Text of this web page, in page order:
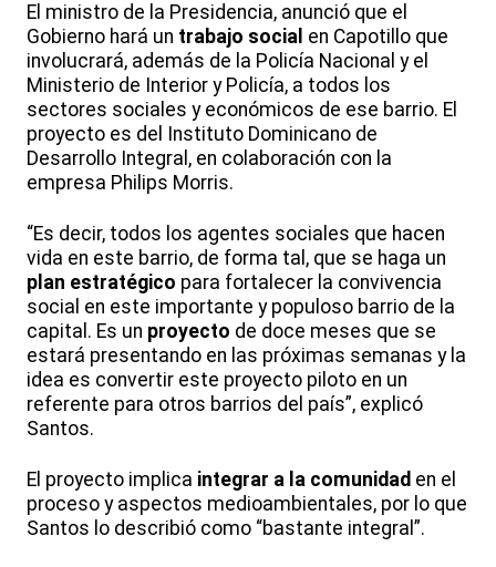
El ministro de la Presidencia, anunció que el
Gobierno hará un trabajo social en Capotillo que
involucrará, además de la Policía Nacional y el
Ministerio de Interior y Policía, a todos los
sectores sociales y económicos de ese barrio. El
proyecto es del Instituto Dominicano de
Desarrollo Integral, en colaboración con la
empresa Philips Morris.
“Es decir, todos los agentes sociales que hacen
vida en este barrio, de forma tal, que se haga un
plan estratégico para fortalecer la convivencia
social en este importante y populoso barrio de la
capital. Es un proyecto de doce meses que se
estará presentando en las próximas semanas y la
idea es convertir este proyecto piloto en un
referente para otros barrios del país”, explicó
Santos.
El proyecto implica integrar a la comunidad en el
proceso y aspectos medioambientales, por lo que
Santos lo describió como “bastante integral”.